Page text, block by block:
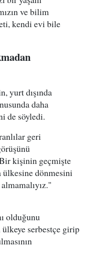
ve bilim
kendi evi bile
yurt dışında
daha
de söyledi.
geri
kişinin geçmişte
dönmesini
olduğunu
serbestçe girip